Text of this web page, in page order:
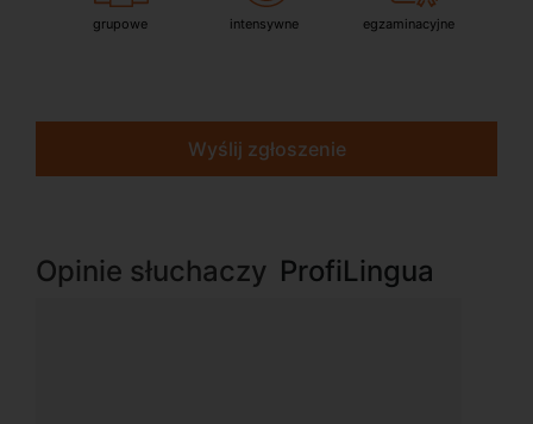
grupowe intensywne egzaminacyjne
Wyślij zgłoszenie
Opinie słuchaczy ProfiLingua